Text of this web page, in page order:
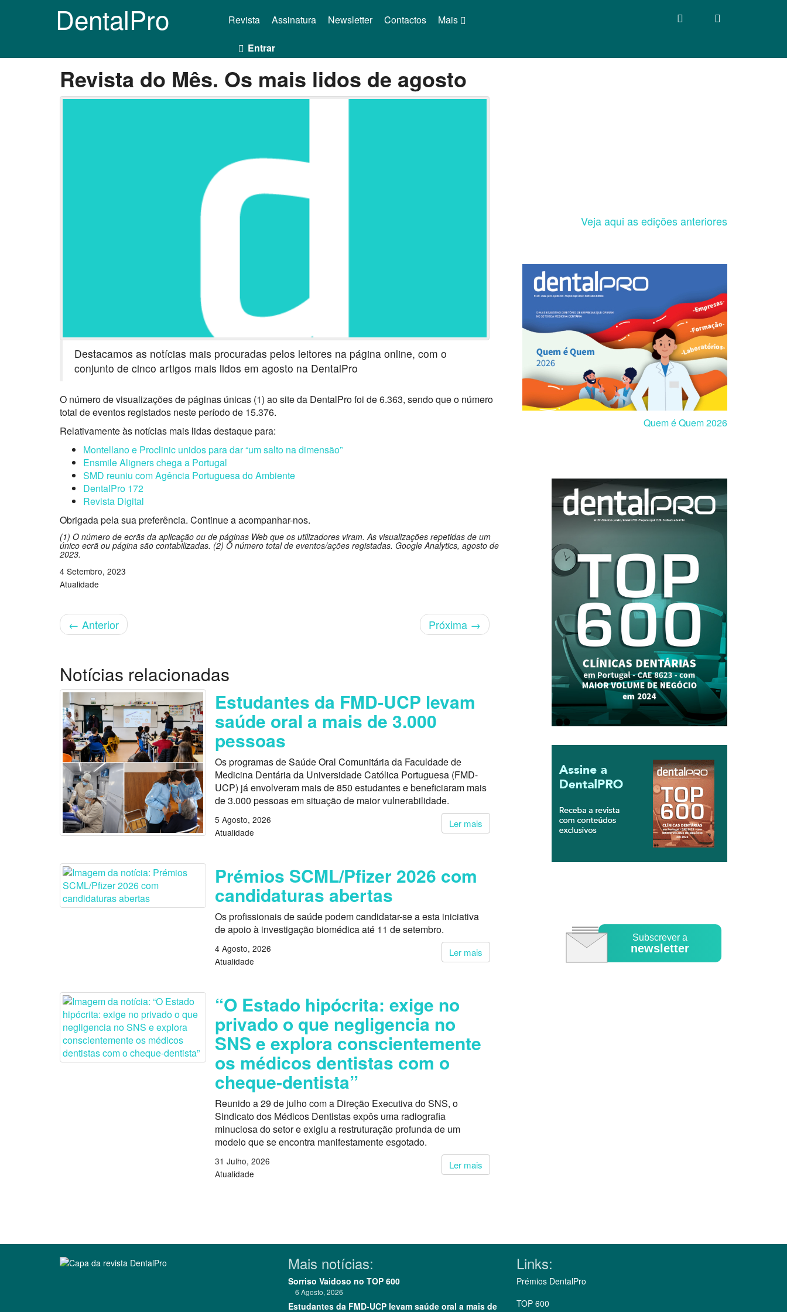
DentalPro Mais
Revista Assinatura Newsletter Contactos
Entrar
Revista do Mês. Os mais lidos de agosto
Destacamos as notícias mais procuradas pelos leitores na página online, com o
conjunto de cinco artigos mais lidos em agosto na DentalPro
O número de visualizações de páginas únicas (1) ao site da DentalPro foi de 6.363, sendo que o número
total de eventos registados neste período de 15.376.
Relativamente às notícias mais lidas destaque para:
Montellano e Proclinic unidos para dar “um salto na dimensão”
Ensmile Aligners chega a Portugal
SMD reuniu com Agência Portuguesa do Ambiente
DentalPro 172
Revista Digital
Obrigada pela sua preferência. Continue a acompanhar-nos.
(1) O número de ecrãs da aplicação ou de páginas Web que os utilizadores viram. As visualizações repetidas de um
único ecrã ou página são contabilizadas. (2) O número total de eventos/ações registadas. Google Analytics, agosto de
2023.
4 Setembro, 2023
Atualidade
← Anterior Próxima →
Veja aqui as edições anteriores
Quem é Quem 2026
Subscrever a
newsletter
Notícias relacionadas
Estudantes da FMD-UCP levam
saúde oral a mais de 3.000
pessoas
Os programas de Saúde Oral Comunitária da Faculdade de
Medicina Dentária da Universidade Católica Portuguesa (FMD-
UCP) já envolveram mais de 850 estudantes e beneficiaram mais
de 3.000 pessoas em situação de maior vulnerabilidade.
Ler mais
5 Agosto, 2026
Atualidade
Prémios SCML/Pfizer 2026 com
candidaturas abertas
Os profissionais de saúde podem candidatar-se a esta iniciativa
de apoio à investigação biomédica até 11 de setembro.
Ler mais
4 Agosto, 2026
Atualidade
“O Estado hipócrita: exige no
privado o que negligencia no
SNS e explora conscientemente
os médicos dentistas com o
cheque-dentista”
Reunido a 29 de julho com a Direção Executiva do SNS, o
Sindicato dos Médicos Dentistas expôs uma radiografia
minuciosa do setor e exigiu a restruturação profunda de um
modelo que se encontra manifestamente esgotado.
Ler mais
31 Julho, 2026
Atualidade
Mais notícias:
Sorriso Vaidoso no TOP 600
6 Agosto, 2026
Estudantes da FMD-UCP levam saúde oral a mais de
Links:
Prémios DentalPro
TOP 600